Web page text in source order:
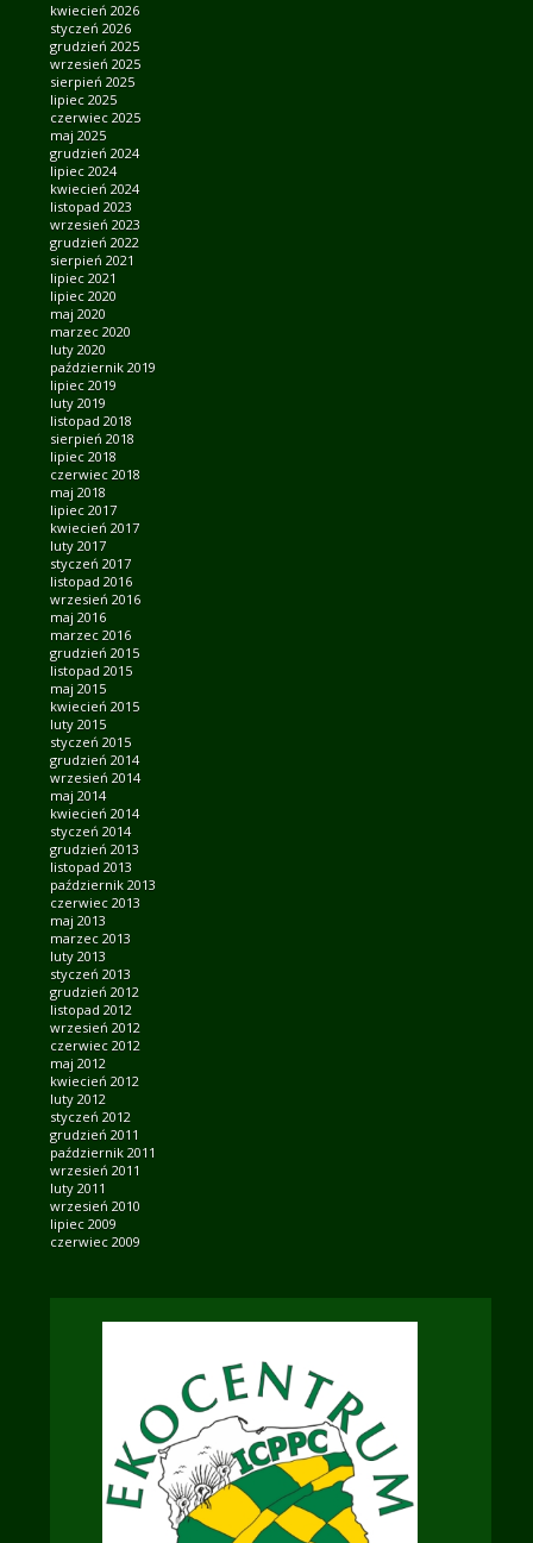
kwiecień 2026
styczeń 2026
grudzień 2025
wrzesień 2025
sierpień 2025
lipiec 2025
czerwiec 2025
maj 2025
grudzień 2024
lipiec 2024
kwiecień 2024
listopad 2023
wrzesień 2023
grudzień 2022
sierpień 2021
lipiec 2021
lipiec 2020
maj 2020
marzec 2020
luty 2020
październik 2019
lipiec 2019
luty 2019
listopad 2018
sierpień 2018
lipiec 2018
czerwiec 2018
maj 2018
lipiec 2017
kwiecień 2017
luty 2017
styczeń 2017
listopad 2016
wrzesień 2016
maj 2016
marzec 2016
grudzień 2015
listopad 2015
maj 2015
kwiecień 2015
luty 2015
styczeń 2015
grudzień 2014
wrzesień 2014
maj 2014
kwiecień 2014
styczeń 2014
grudzień 2013
listopad 2013
październik 2013
czerwiec 2013
maj 2013
marzec 2013
luty 2013
styczeń 2013
grudzień 2012
listopad 2012
wrzesień 2012
czerwiec 2012
maj 2012
kwiecień 2012
luty 2012
styczeń 2012
grudzień 2011
październik 2011
wrzesień 2011
luty 2011
wrzesień 2010
lipiec 2009
czerwiec 2009